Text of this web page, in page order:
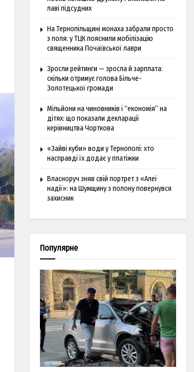
лаві підсудних
На Тернопільщині монаха забрали просто
з поля: у ТЦК пояснили мобілізацію
священника Почаївської лаври
Зросли рейтинги — зросла й зарплата:
скільки отримує голова Більче-
Золотецької громади
Мільйони на чиновників і “економія” на
дітях: що показали декларації
керівництва Чорткова
«Зайві куби» води у Тернополі: хто
насправді їх додає у платіжки
Власноруч зняв свій портрет з «Алеї
надії»: на Шумщину з полону повернувся
захисник
Популярне